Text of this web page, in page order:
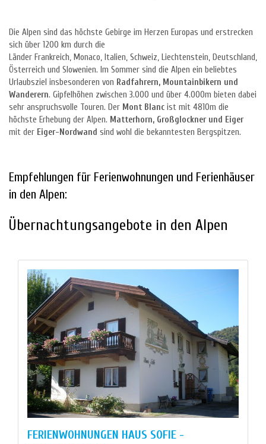
Die Alpen sind das höchste Gebirge im Herzen Europas und erstrecken
sich über 1200 km durch die
Länder Frankreich, Monaco, Italien, Schweiz, Liechtenstein, Deutschland,
Österreich und Slowenien. Im Sommer sind die Alpen ein beliebtes
Urlaubsziel insbesonderen von Radfahrern, Mountainbikern und
Wanderern. Gipfelhöhen zwischen 3.000 und über 4.000m bieten dabei
sehr anspruchsvolle Touren. Der Mont Blanc ist mit 4810m die
höchste Erhebung der Alpen. Matterhorn, Großglockner und Eiger
mit der Eiger-Nordwand sind wohl die bekanntesten Bergspitzen.
Empfehlungen für Ferienwohnungen und Ferienhäuser
in den Alpen:
Übernachtungsangebote in den Alpen
FERIENWOHNUNGEN HAUS SOFIE -